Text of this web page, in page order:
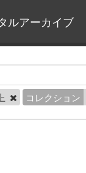
ルアーカイブ
コレクション